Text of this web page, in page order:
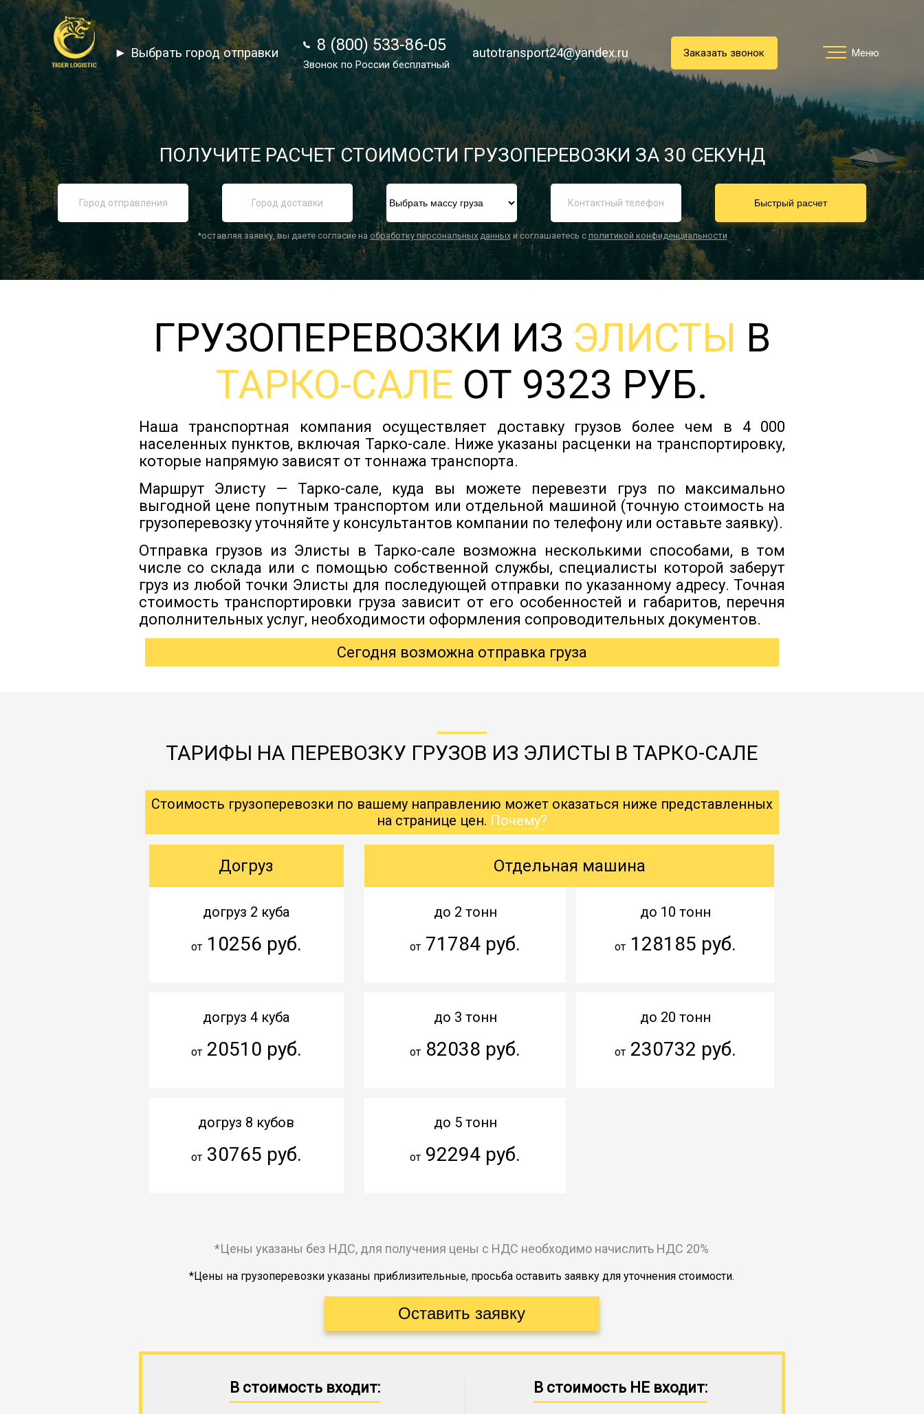
8 (800) 533-86-05
Звонок по России бесплатный
autotransport24@yandex.ru Заказать звонок Меню
Услуги
Преимущества
О компании
Тарифы
Отзывы
Статьи
Новости
Документы
Контакты
► Выбрать город отправки 8 (800) 533-86-05
Звонок по России бесплатный
autotransport24@yandex.ru Заказать звонок Меню
ПОЛУЧИТЕ РАСЧЕТ СТОИМОСТИ ГРУЗОПЕРЕВОЗКИ ЗА 30 СЕКУНД
Быстрый расчет
*оставляя заявку, вы даете согласие на обработку персональных данныхи соглашаетесь с политикой конфиденциальности
ГРУЗОПЕРЕВОЗКИ ИЗ ЭЛИСТЫ В
ТАРКО-САЛЕ ОТ 9323 РУБ.
Наша транспортная компания осуществляет доставку грузов более чем в 4 000
населенных пунктов, включая Тарко-сале. Ниже указаны расценки на транспортировку,
которые напрямую зависят от тоннажа транспорта.
Маршрут Элисту — Тарко-сале, куда вы можете перевезти груз по максимально
выгодной цене попутным транспортом или отдельной машиной (точную стоимость на
грузоперевозку уточняйте у консультантов компании по телефону или оставьте заявку).
Отправка грузов из Элисты в Тарко-сале возможна несколькими способами, в том
числе со склада или с помощью собственной службы, специалисты которой заберут
груз из любой точки Элисты для последующей отправки по указанному адресу. Точная
стоимость транспортировки груза зависит от его особенностей и габаритов, перечня
дополнительных услуг, необходимости оформления сопроводительных документов.
Сегодня возможна отправка груза
ТАРИФЫ НА ПЕРЕВОЗКУ ГРУЗОВ ИЗ ЭЛИСТЫ В ТАРКО-САЛЕ
Стоимость грузоперевозки по вашему направлению может оказаться ниже представленных
на странице цен. Почему?
Догруз
догруз 2 куба
от10256 руб.
догруз 4 куба
от20510 руб.
догруз 8 кубов
от30765 руб.
Отдельная машина
до 2 тонн
от 71784 руб.
до 3 тонн
от 82038 руб.
до 5 тонн
от 92294 руб.
до 10 тонн
от128185 руб.
до 20 тонн
от230732 руб.
*Цены указаны без НДС, для получения цены с НДС необходимо начислить НДС 20%
*Цены на грузоперевозки указаны приблизительные, просьба оставить заявку для уточнения стоимости.
В стоимость входит: В стоимость НЕ входит: